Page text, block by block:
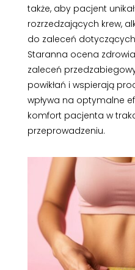
także, aby pacjent
rozrzedzających krew,
do zaleceń
Staranna ocena
zaleceń
powikłań i wspierają
wpływa na optymalne
komfort pacjenta w
przeprowadzeniu.